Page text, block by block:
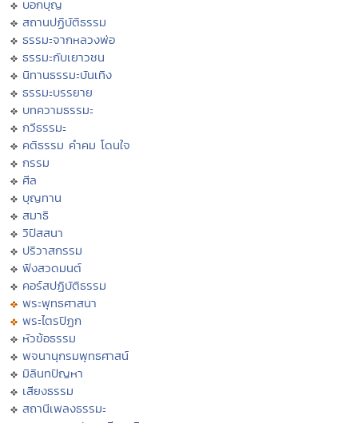
บอกบุญ
สถานปฏิบัติธรรม
ธรรมะจากหลวงพ่อ
ธรรมะกับเยาวชน
นิทานธรรมะบันเทิง
ธรรมะบรรยาย
บทความธรรมะ
กวีธรรมะ
คติธรรม คำคม โดนใจ
กรรม
ศีล
บุญทาน
สมาธิ
วิปัสสนา
ปริวาสกรรม
ฟังสวดมนต์
คอร์สปฏิบัติธรรม
พระพุทธศาสนา
พระไตรปิฏก
หัวข้อธรรม
พจนานุกรมพุทธศาสน์
มิลินทปัญหา
เสียงธรรม
สถานีเพลงธรรมะ